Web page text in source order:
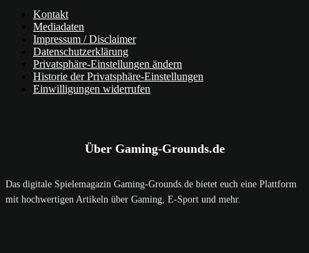
Kontakt
Mediadaten
Impressum / Disclaimer
Datenschutzerklärung
Privatsphäre-Einstellungen ändern
Historie der Privatsphäre-Einstellungen
Einwilligungen widerrufen
Über Gaming-Grounds.de
Das digitale Spielemagazin Gaming-Grounds.de bietet euch eine Plattform
mit hochwertigen Artikeln über Gaming, E-Sport und mehr.